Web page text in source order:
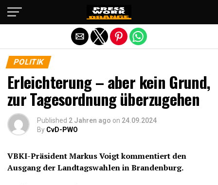
POLITIK
Erleichterung – aber kein Grund,
zur Tagesordnung überzugehen
Published 2 Jahren ago on 24.09.2024
By CvD-PWO
VBKI-Präsident Markus Voigt kommentiert den
Ausgang der Landtagswahlen in Brandenburg.
Die mobile Version verlassen